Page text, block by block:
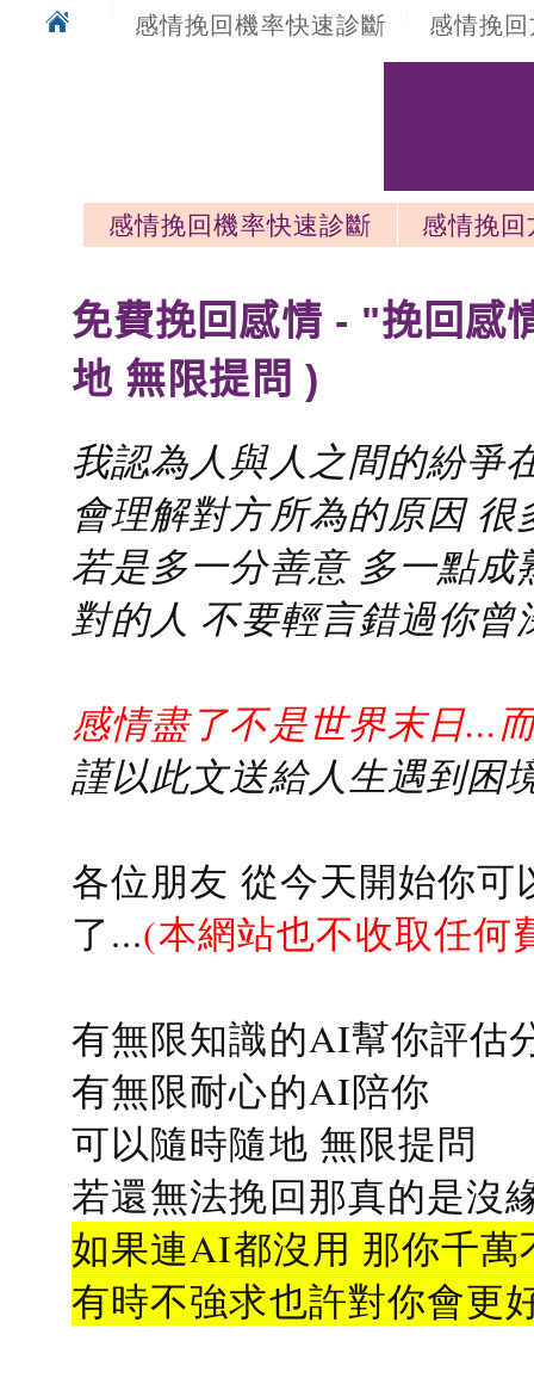
感情挽回機率快速診斷 感情挽
感情挽回機率快速診斷
感情挽
免費挽回感情 - "挽回感
地 無限提問 )
我認為人與人之間的紛爭
會理解對方所為的原因
若是多一分善意 多一點
對的人 不要輕言錯過你曾
感情盡了不是世界末日...
謹以此文送給人生遇到困
各位朋友 從今天開始你
了...(本網站也不收取任何
有無限知識的AI幫你評估
有無限耐心的AI陪你
可以隨時隨地 無限提問
若還無法挽回那真的是沒
如果連AI都沒用 那你千
有時不強求也許對你會更